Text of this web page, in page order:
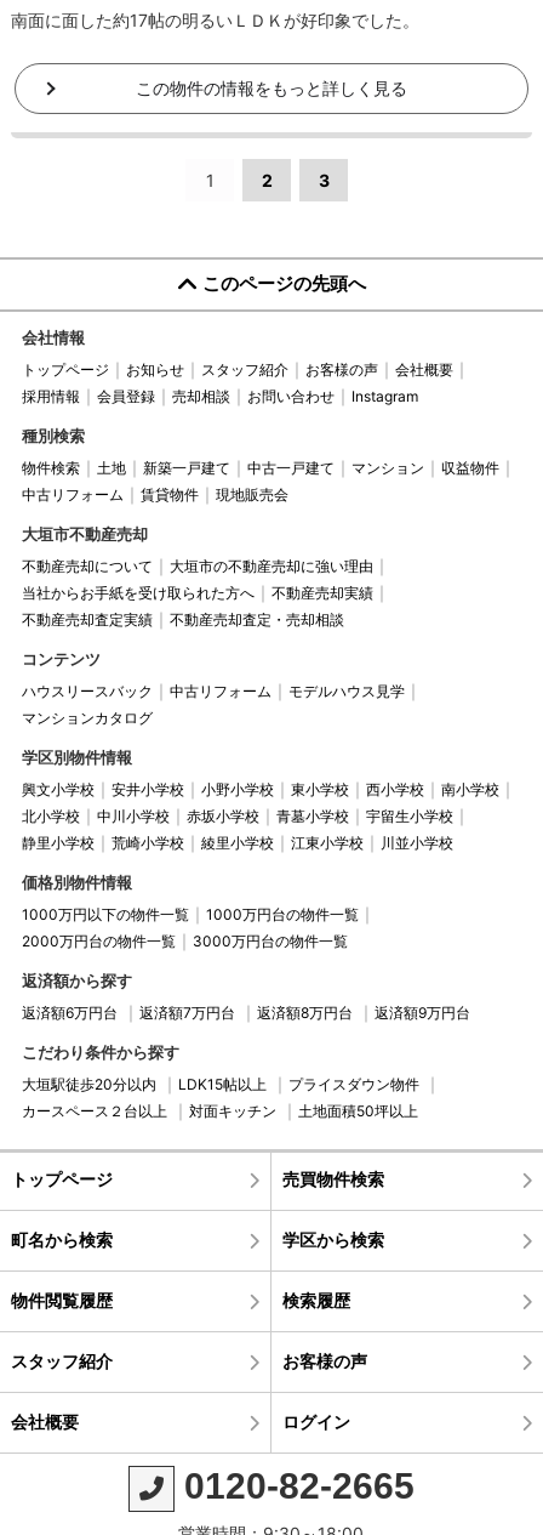
南面に面した約17帖の明るいＬＤＫが好印象でした。
この物件の情報をもっと詳しく見る
1 2 3
このページの先頭へ
会社情報
トップページ お知らせ スタッフ紹介 お客様の声
会社概要
採用情報
会員登録 売却相談 お問い合わせ Instagram
種別検索
物件検索 土地 新築一戸建て 中古一戸建て マンション
収益物件
中古リフォーム
賃貸物件 現地販売会
大垣市不動産売却
不動産売却について
大垣市の不動産売却に強い理由
当社からお手紙を受け取られた方へ
不動産売却実績
不動産売却査定実績
不動産売却査定・売却相談
コンテンツ
ハウスリースバック 中古リフォーム
モデルハウス見学
マンションカタログ
学区別物件情報
興文小学校 安井小学校 小野小学校 東小学校 西小学校
南小学校
北小学校
中川小学校 赤坂小学校 青墓小学校
宇留生小学校
静里小学校
荒崎小学校 綾里小学校 江東小学校 川並小学校
価格別物件情報
1000万円以下の物件一覧
1000万円台の物件一覧
2000万円台の物件一覧
3000万円台の物件一覧
返済額から探す
返済額6万円台 返済額7万円台 返済額8万円台 返済額9万円台
こだわり条件から探す
大垣駅徒歩20分以内 LDK15帖以上
プライスダウン物件
カースペース２台以上
対面キッチン 土地面積50坪以上
トップページ 売買物件検索
町名から検索 学区から検索
物件閲覧履歴 検索履歴
スタッフ紹介 お客様の声
会社概要 ログイン
0120-82-2665